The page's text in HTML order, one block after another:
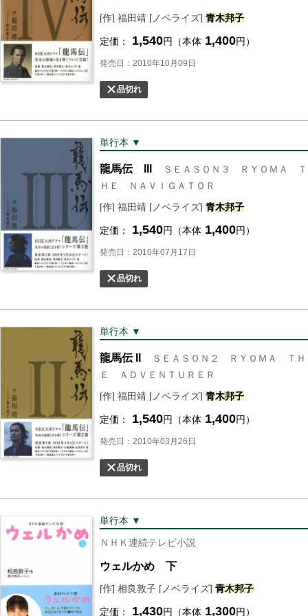
[作] 福田靖 [ノベライズ] 青木邦子
定価： 1,540円（本体 1,400円）
発売日：2010年10月09日
品切れ
単行本 ▼
龍馬伝 III
ＳＥＡＳＯＮ３ ＲＹＯＭＡ Ｔ
ＨＥ ＮＡＶＩＧＡＴＯＲ
[作] 福田靖 [ノベライズ] 青木邦子
定価： 1,540円（本体 1,400円）
発売日：2010年07月17日
品切れ
単行本 ▼
龍馬伝 II
ＳＥＡＳＯＮ２ ＲＹＯＭＡ ＴＨ
Ｅ ＡＤＶＥＮＴＵＲＥＲ
[作] 福田靖 [ノベライズ] 青木邦子
定価： 1,540円（本体 1,400円）
発売日：2010年03月26日
品切れ
単行本 ▼
ＮＨＫ連続テレビ小説
ウェルかめ 下
[作] 相良敦子 [ノベライズ] 青木邦子
定価： 1,430円（本体 1,300円）